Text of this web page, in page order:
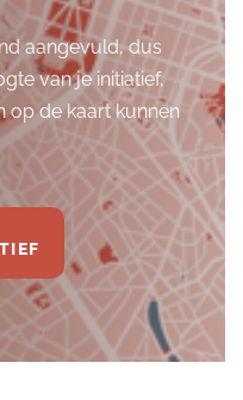
aangevuld, dus
van je initiatief,
op de kaart kunnen